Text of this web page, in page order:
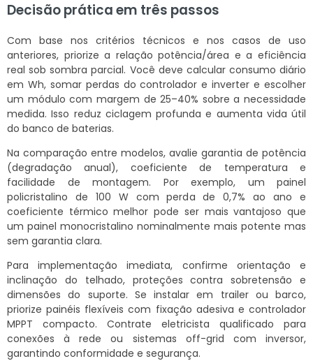
Decisão prática em três passos
Com base nos critérios técnicos e nos casos de uso
anteriores, priorize a relação potência/área e a eficiência
real sob sombra parcial. Você deve calcular consumo diário
em Wh, somar perdas do controlador e inverter e escolher
um módulo com margem de 25–40% sobre a necessidade
medida. Isso reduz ciclagem profunda e aumenta vida útil
do banco de baterias.
Na comparação entre modelos, avalie garantia de potência
(degradação anual), coeficiente de temperatura e
facilidade de montagem. Por exemplo, um painel
policristalino de 100 W com perda de 0,7% ao ano e
coeficiente térmico melhor pode ser mais vantajoso que
um painel monocristalino nominalmente mais potente mas
sem garantia clara.
Para implementação imediata, confirme orientação e
inclinação do telhado, proteções contra sobretensão e
dimensões do suporte. Se instalar em trailer ou barco,
priorize painéis flexíveis com fixação adesiva e controlador
MPPT compacto. Contrate eletricista qualificado para
conexões à rede ou sistemas off-grid com inversor,
garantindo conformidade e segurança.